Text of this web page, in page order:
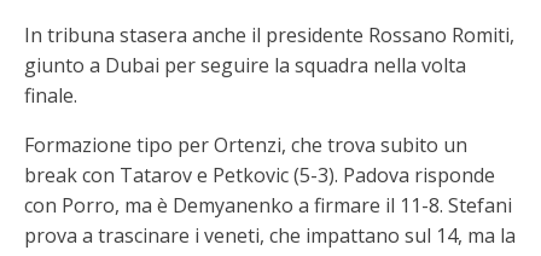
In tribuna stasera anche il presidente Rossano Romiti,
giunto a Dubai per seguire la squadra nella volta
finale.
Formazione tipo per Ortenzi, che trova subito un
break con Tatarov e Petkovic (5-3). Padova risponde
con Porro, ma è Demyanenko a firmare il 11-8. Stefani
prova a trascinare i veneti, che impattano sul 14, ma la